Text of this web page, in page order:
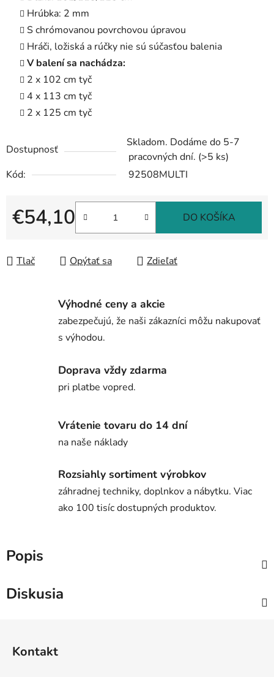
Hrúbka: 2 mm
S chrómovanou povrchovou úpravou
Hráči, ložiská a rúčky nie sú súčasťou balenia
V balení sa nachádza:
2 x 102 cm tyč
4 x 113 cm tyč
2 x 125 cm tyč
Dostupnosť
Skladom. Dodáme do 5-7
pracovných dní. (>5 ks)
Kód:
92508MULTI
€54,10
Jednotková cena:
DO KOŠÍKA
Tlač Opýtať sa Zdieľať
Výhodné ceny a akcie
zabezpečujú, že naši zákazníci môžu nakupovať
s výhodou.
Doprava vždy zdarma
pri platbe vopred.
Vrátenie tovaru do 14 dní
na naše náklady
Rozsiahly sortiment výrobkov
záhradnej techniky, doplnkov a nábytku. Viac
ako 100 tisíc dostupných produktov.
Popis
Diskusia
Kontakt